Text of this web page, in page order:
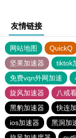
友情链接
网站地图 QuickQ
坚果加速器
tiktok
免费vqn外网加速
旋风加速器
八戒
黑豹加速器
快连
ios加速器
黑洞加